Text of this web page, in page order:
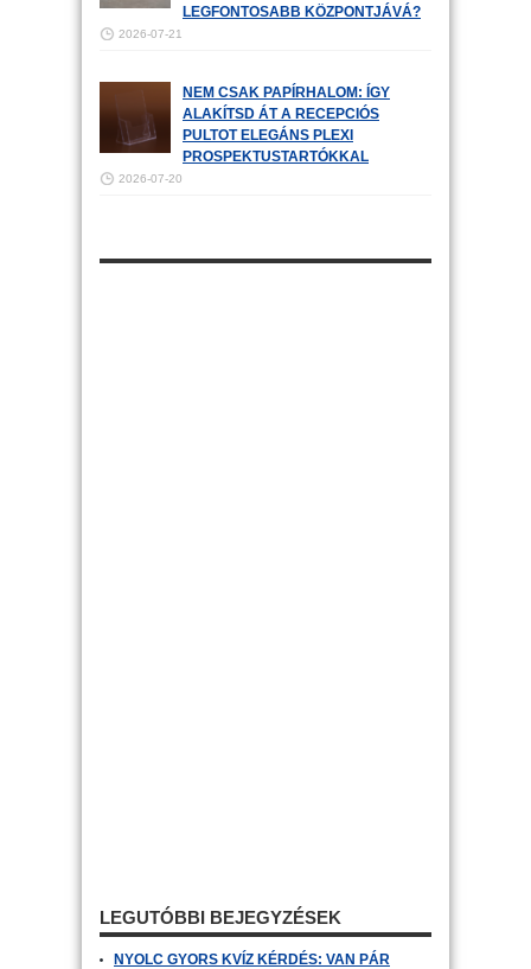
LEGFONTOSABB KÖZPONTJÁVÁ?
2026-07-21
NEM CSAK PAPÍRHALOM: ÍGY
ALAKÍTSD ÁT A RECEPCIÓS
PULTOT ELEGÁNS PLEXI
PROSPEKTUSTARTÓKKAL
2026-07-20
LEGUTÓBBI BEJEGYZÉSEK
NYOLC GYORS KVÍZ KÉRDÉS: VAN PÁR